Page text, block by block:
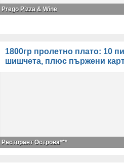
Prego Pizza & Wine
1800гр пролетно плато: 10
шишчета, плюс пържени
Ресторант Острова***